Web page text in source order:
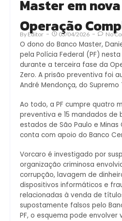
Master em
Operação
By Editor 03/04/2026 No
O dono do Banco Master,
pela Polícia Federal (PF)
durante a terceira fase da
Zero. A prisão preventiva foi
André Mendonça, do Supremo
Ao todo, a PF cumpre quatro
preventiva e 15 mandados de
estados de São Paulo e Minas
conta com apoio do Banco
Vorcaro é investigado por
organização criminosa
corrupção, lavagem de
dispositivos informáticos e
relacionadas à venda de
supostamente falsos pelo
PF, o esquema pode envolver